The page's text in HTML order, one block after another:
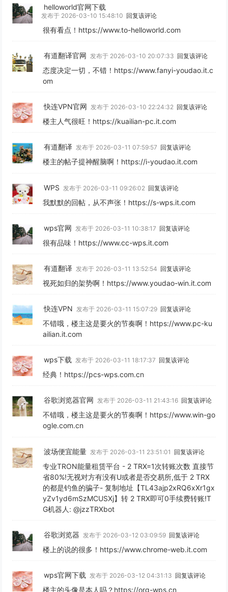
helloworld官网下载
发布于 2026-03-10 15:48:10 回复该评论
很有看点！https://www.to-helloworld.com
有道翻译官网 发布于 2026-03-10 20:07:33 回复该评论
态度决定一切，不错！https://www.fanyi-youdao.it.c
om
快连VPN官网 发布于 2026-03-10 22:24:32 回复该评论
楼主人气很旺！https://kuailian-pc.it.com
有道翻译 发布于 2026-03-11 07:59:57 回复该评论
楼主的帖子提神醒脑啊！https://i-youdao.it.com
WPS 发布于 2026-03-11 09:26:02 回复该评论
我默默的回帖，从不声张！https://s-wps.it.com
wps官网 发布于 2026-03-11 10:38:17 回复该评论
很有品味！https://www.cc-wps.it.com
有道翻译 发布于 2026-03-11 13:52:54 回复该评论
视死如归的架势啊！https://www.youdao-win.it.com
快连VPN 发布于 2026-03-11 15:07:29 回复该评论
不错哦，楼主这是要火的节奏啊！https://www.pc-ku
ailian.it.com
wps下载 发布于 2026-03-11 18:17:37 回复该评论
经典！https://pcs-wps.com.cn
谷歌浏览器官网 发布于 2026-03-11 21:43:16 回复该评论
不错哦，楼主这是要火的节奏啊！https://www.win-go
ogle.com.cn
波场便宜能量 发布于 2026-03-11 23:51:01 回复该评论
专业TRON能量租赁平台 - 2 TRX=1次转账次数 直接节
省80%!无视对方有没有U或者是否交易所,低于 2 TRX
的都是钓鱼的骗子- 复制地址【TL43ajp2xRQ6xXr1gx
yZv1yd6mSzMCUSXj】转 2 TRX即可0手续费转账!T
G机器人: @jzzTRXbot
谷歌浏览器 发布于 2026-03-12 03:09:59 回复该评论
楼上的说的很多！https://www.chrome-web.it.com
wps官网下载 发布于 2026-03-12 04:31:13 回复该评论
楼主的头像是本人吗？https://org-wps.cn